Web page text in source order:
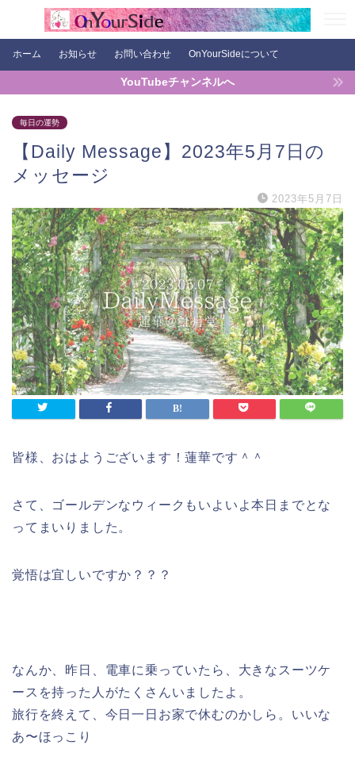
ホーム お知らせ お問い合わせ OnYourSideについて
YouTubeチャンネルへ
毎日の運勢
【Daily Message】2023年5月7日の
メッセージ
2023年5月7日
皆様、おはようございます！蓮華です＾＾
さて、ゴールデンなウィークもいよいよ本日までとな
ってまいりました。
覚悟は宜しいですか？？？
なんか、昨日、電車に乗っていたら、大きなスーツケ
ースを持った人がたくさんいましたよ。
旅行を終えて、今日一日お家で休むのかしら。いいな
あ〜ほっこり